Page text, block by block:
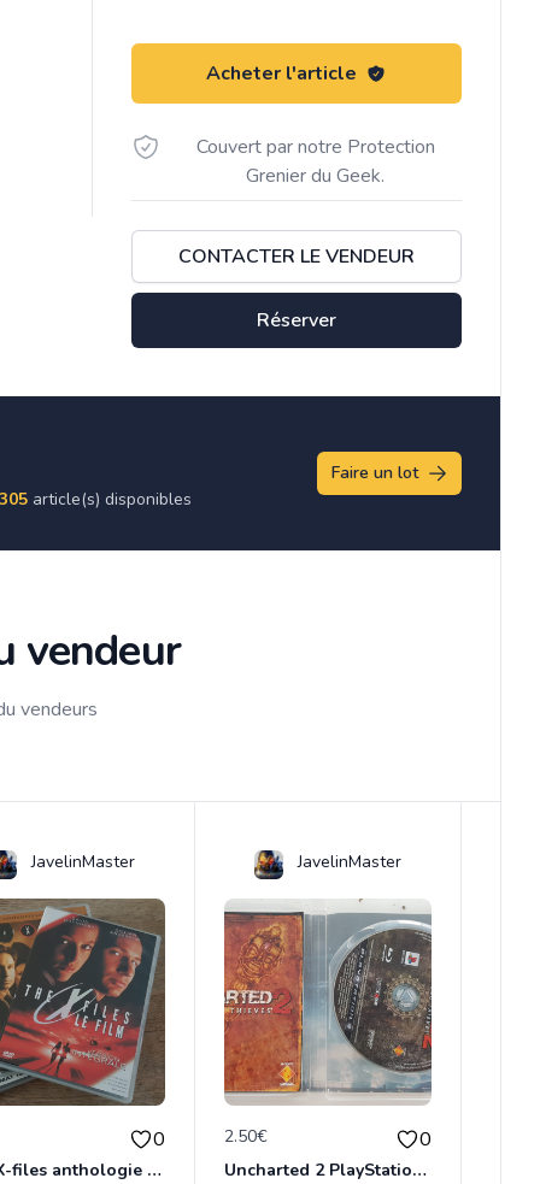
Acheter l'article
Couvert par notre Protection
Grenier du Geek.
CONTACTER LE VENDEUR
Réserver
article(s) disponibles
Faire un lot
vendeur
vendeurs
JavelinMaster
0
The X-files anthologie 2 DVD
JavelinMaster
2.50€ 0
Uncharted 2 PlayStation3